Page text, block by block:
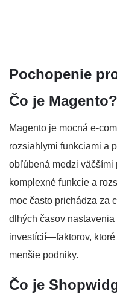
Pochopenie
Čo je Magento?
Magento je mocná e-
rozsiahlymi funkciami a
obľúbená medzi väčšími
komplexné funkcie a
moc často prichádza za
dlhých časov
investícií—faktorov,
menšie podniky.
Čo je